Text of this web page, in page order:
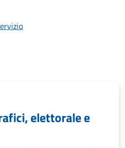
elettorale e